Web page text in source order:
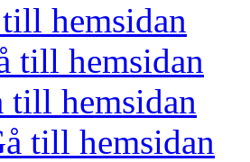
hemsidan
till hemsidan
till hemsidan
till hemsidan